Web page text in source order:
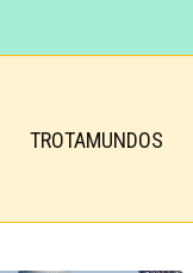
TROTAMUNDOS